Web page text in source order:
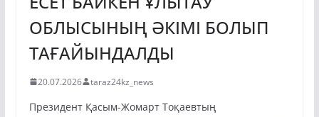
ОБЛЫСЫНЫҢ ӘКІМІ БОЛЫП
ТАҒАЙЫНДАЛДЫ
20.07.2026 taraz24kz_news
Президент Қасым-Жомарт Тоқаевтың